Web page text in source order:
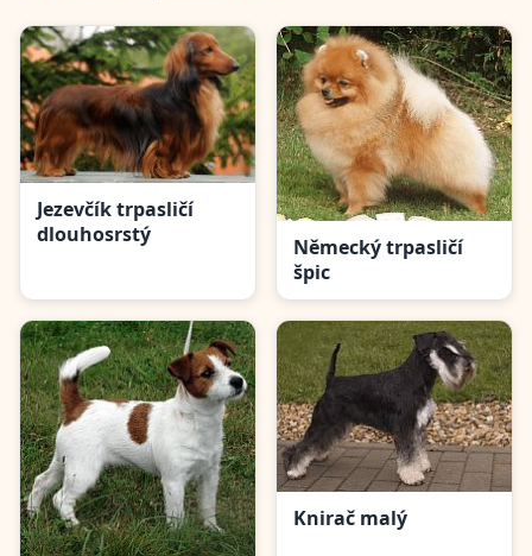
Jezevčík trpasličí
dlouhosrstý
Německý trpasličí
špic
Knirač malý